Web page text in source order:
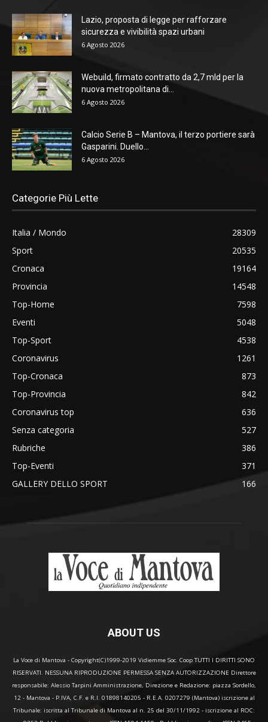
Lazio, proposta di legge per rafforzare
sicurezza e vivibilità spazi urbani
6 Agosto 2026
Webuild, firmato contratto da 2,7 mld per la
nuova metropolitana di...
6 Agosto 2026
Calcio Serie B – Mantova, il terzo portiere sarà
Gasparini. Duello...
6 Agosto 2026
Categorie Più Lette
Italia / Mondo
28309
Sport
20535
Cronaca
19164
Provincia
14548
Top-Home
7598
Eventi
5048
Top-Sport
4538
Coronavirus
1261
Top-Cronaca
873
Top-Provincia
842
Coronavirus top
636
Senza categoria
527
Rubriche
386
Top-Eventi
371
GALLERY DELLO SPORT
166
ABOUT US
La Voce di Mantova - Copyright(C)1999-2019 Vidiemme Soc. Coop TUTTI I DIRITTI SONO
RISERVATI. NESSUNA RIPRODUZIONE PERMESSA SENZA AUTORIZZAZIONE Direttore
responsabile: Alessio Tarpini Amministrazione, Direzione e Redazione: piazza Sordello,
12 - Mantova - P.IVA, C.F. e R.I. 01898140205 - R.E.A. 0207279 (Mantova) iscrizione al
Tribunale: iscritta al Tribunale di Mantova al n. 25 del 30/11/1992 - iscrizione al ROC: